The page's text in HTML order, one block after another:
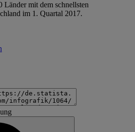
mit dem schnellsten
im 1. Quartal 2017.